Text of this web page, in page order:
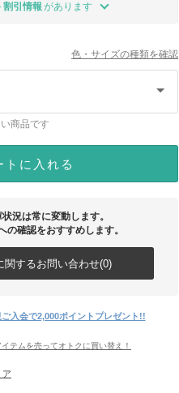
割引情報 があります
色・サイズの種類を確認
商品です
トに入れる
況は常に変動します。
の確認をおすすめします。
関するお問い合わせ(0)
ご入会で2,000ポイントプレゼント!!
テムを売ってオトクに買い替え！
ア